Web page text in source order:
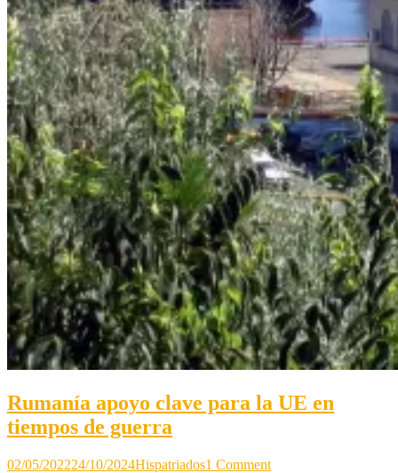
Rumanía apoyo clave para la UE en
tiempos de guerra
02/05/202224/10/2024Hispatriados1 Commenton